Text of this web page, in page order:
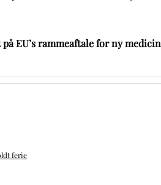
EU’s rammeaftale for ny medicin
ferie